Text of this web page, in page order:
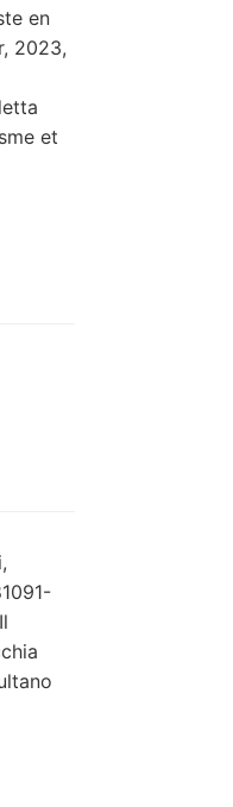
en
2023,
et